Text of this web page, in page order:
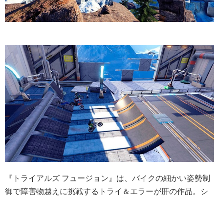
『トライアルズ フュージョン』は、バイクの細かい姿勢制
御で障害物越えに挑戦するトライ＆エラーが肝の作品。シ